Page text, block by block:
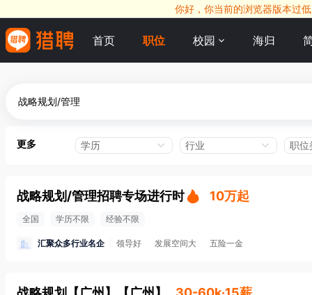
你好，你当前的浏览器版本过
首页 职位 校园 海归
更多 学历 行业 职位
战略规划/管理招聘专场进行时 10万起
全国 学历不限 经验不限
汇聚众多行业名企 领导好 发展空间大 五险一金